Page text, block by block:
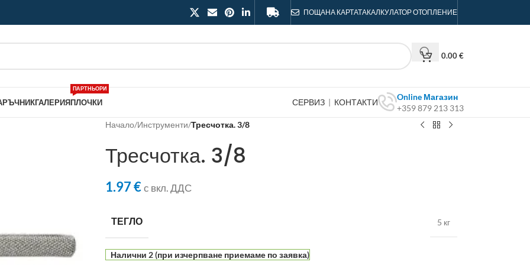
ПОЩАНА КАРТАТАКАЛКУЛАТОР ОТОПЛЕНИЕ
0.00€
ГАЛЕРИЯПЛОЧКИ
ПАРТНЬОРИ
СЕРВИЗ | КОНТАКТИ
Online Магазин
+359 879 213 313
Начало/Инструменти/Тресчотка. 3/8
Тресчотка. 3/8
1.97€с вкл. ДДС
ТЕГЛО 5 кг
Налични 2 (при изчерпване приемаме по заявка)